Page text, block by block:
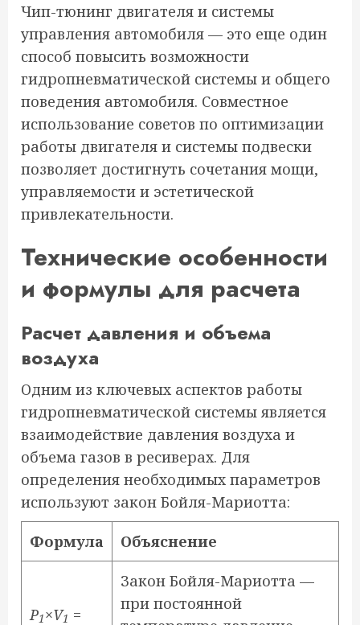
Чип-тюнинг двигателя и системы
управления автомобиля — это еще один
способ повысить возможности
гидропневматической системы и общего
поведения автомобиля. Совместное
использование советов по оптимизации
работы двигателя и системы подвески
позволяет достигнуть сочетания мощи,
управляемости и эстетической
привлекательности.
Технические особенности
и формулы для расчета
Расчет давления и объема
воздуха
Одним из ключевых аспектов работы
гидропневматической системы является
взаимодействие давления воздуха и
объема газов в ресиверах. Для
определения необходимых параметров
используют закон Бойля-Мариотта:
Формула Объяснение
P1×V1 =
Закон Бойля-Мариотта —
при постоянной